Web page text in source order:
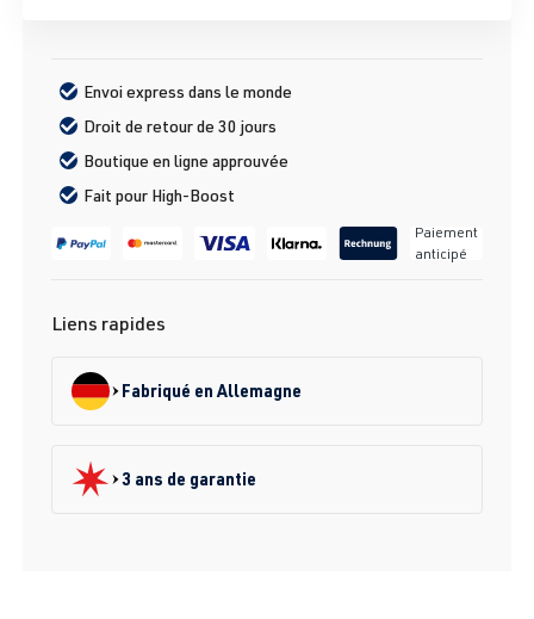
Envoi express dans le monde
Droit de retour de 30 jours
Boutique en ligne approuvée
Fait pour High-Boost
Paiement
anticipé
Liens rapides
Fabriqué en Allemagne
3 ans de garantie